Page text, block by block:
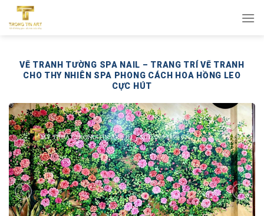
qua
VẼ TRANH TƯỜNG SPA NAIL – TRANG TRÍ VẼ TRANH
CHO THY NHIÊN SPA PHONG CÁCH HOA HỒNG LEO
CỰC HÚT